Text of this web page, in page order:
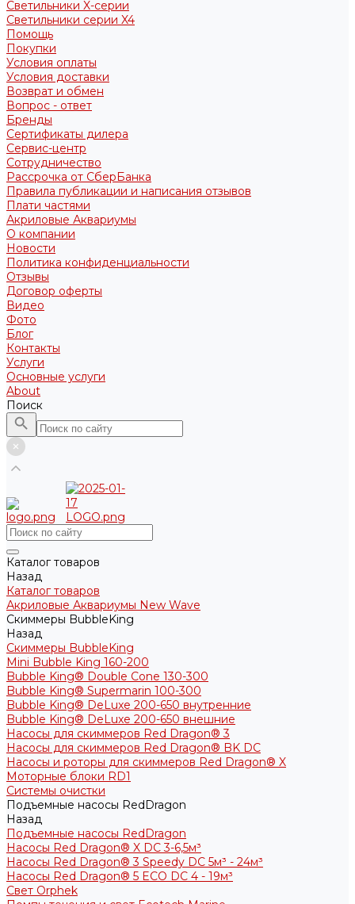
Светильники X-серии
Светильники серии X4
Помощь
Покупки
Условия оплаты
Условия доставки
Возврат и обмен
Вопрос - ответ
Бренды
Сертификаты дилера
Сервис-центр
Сотрудничество
Рассрочка от СберБанка
Правила публикации и написания отзывов
Плати частями
Акриловые Аквариумы
О компании
Новости
Политика конфиденциальности
Отзывы
Договор оферты
Видео
Фото
Блог
Контакты
Услуги
Основные услуги
About
Поиск
Каталог товаров
Назад
Каталог товаров
Акриловые Аквариумы New Wave
Скиммеры BubbleKing
Назад
Скиммеры BubbleKing
Mini Bubble King 160-200
Bubble King® Double Cone 130-300
Bubble King® Supermarin 100-300
Bubble King® DeLuxe 200-650 внутренние
Bubble King® DeLuxe 200-650 внешние
Насосы для скиммеров Red Dragon® 3
Насосы для скиммеров Red Dragon® BK DC
Насосы и роторы для скиммеров Red Dragon® X
Моторные блоки RD1
Системы очистки
Подъемные насосы RedDragon
Назад
Подъемные насосы RedDragon
Насосы Red Dragon® X DC 3-6,5м³
Насосы Red Dragon® 3 Speedy DC 5м³ - 24м³
Насосы Red Dragon® 5 ECO DC 4 - 19м³
Свет Orphek